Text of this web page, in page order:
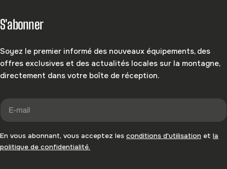
S'abonner
Soyez le premier informé des nouveaux équipements, des
offres exclusives et des actualités locales sur la montagne,
directement dans votre boîte de réception.
E-
mail
En vous abonnant, vous acceptez les conditions d'utilisation et la
politique de confidentialité.